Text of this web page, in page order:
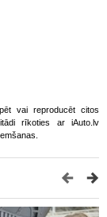
vai reproducēt citos
rīkoties ar iAuto.lv